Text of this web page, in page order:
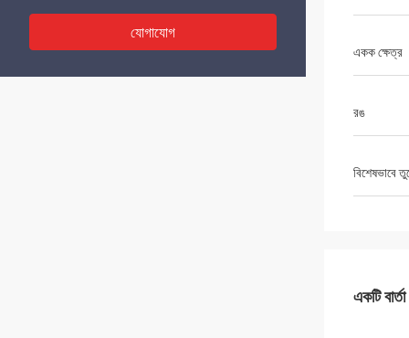
যোগাযোগ
একক ক্ষেত্র
রঙ
বিশেষভাবে
একটি